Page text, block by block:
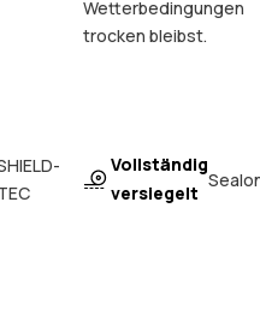
Wetterbedingungen
trocken bleibst.
Vollständig
versiegelt